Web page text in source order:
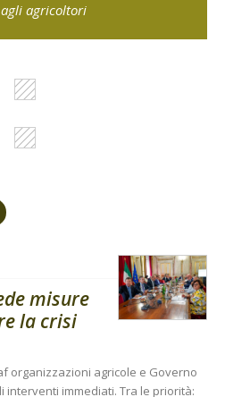
agricoltori
misure
la crisi
organizzazioni agricole e Governo
interventi immediati. Tra le priorità: